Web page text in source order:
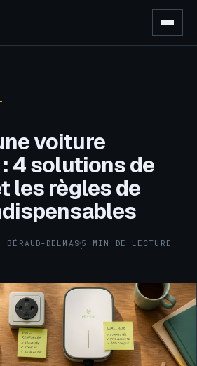
voiture
4 solutions de
les règles de
BÉRAUD-DELMAS ·
5 MIN DE LECTURE